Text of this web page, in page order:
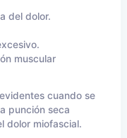
del dolor.
muscular
cuando se
punción seca
dolor miofascial.